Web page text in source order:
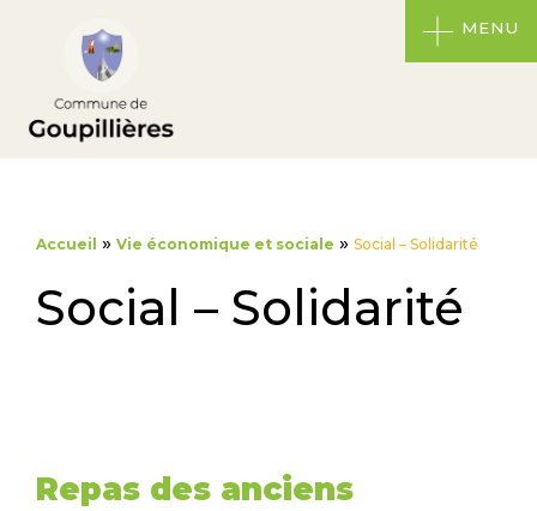
MENU
Accueil » Vie économique et sociale » Social – Solidarité
Social – Solidarité
Repas des anciens